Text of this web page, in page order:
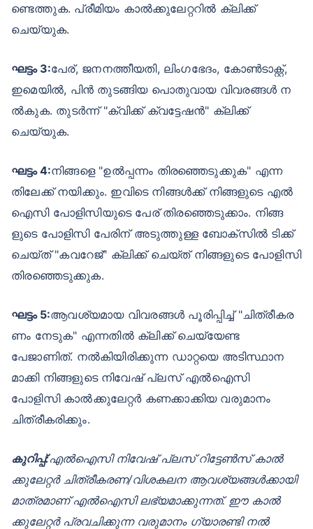
ണ്ടെത്തുക. പ്രീമിയം കാൽക്കുലേറ്ററിൽ ക്ലിക്ക്
ചെയ്യുക.
ഘട്ടം 3:പേര്, ജനനത്തീയതി, ലിംഗഭേദം, കോൺടാക്റ്റ്,
ഇമെയിൽ, പിൻ തുടങ്ങിയ പൊതുവായ വിവരങ്ങൾ ന
ൽകുക. തുടർന്ന് "ക്വിക്ക് ക്വട്ടേഷൻ" ക്ലിക്ക്
ചെയ്യുക.
ഘട്ടം 4:നിങ്ങളെ "ഉൽപ്പന്നം തിരഞ്ഞെടുക്കുക" എന്ന
തിലേക്ക് നയിക്കും. ഇവിടെ നിങ്ങൾക്ക് നിങ്ങളുടെ എൽ
ഐസി പോളിസിയുടെ പേര് തിരഞ്ഞെടുക്കാം. നിങ്ങ
ളുടെ പോളിസി പേരിന് അടുത്തുള്ള ബോക്സിൽ ടിക്ക്
ചെയ്ത് "കവറേജ്" ക്ലിക്ക് ചെയ്ത് നിങ്ങളുടെ പോളിസി
തിരഞ്ഞെടുക്കുക.
ഘട്ടം 5:ആവശ്യമായ വിവരങ്ങൾ പൂരിപ്പിച്ച് "ചിത്രീകര
ണം നേടുക" എന്നതിൽ ക്ലിക്ക് ചെയ്യേണ്ട
പേജാണിത്. നൽകിയിരിക്കുന്ന ഡാറ്റയെ അടിസ്ഥാന
മാക്കി നിങ്ങളുടെ നിവേഷ് പ്ലസ് എൽഐസി
പോളിസി കാൽക്കുലേറ്റർ കണക്കാക്കിയ വരുമാനം
ചിത്രീകരിക്കും.
കുറിപ്പ്:എൽഐസി നിവേഷ് പ്ലസ് റിട്ടേൺസ് കാൽ
ക്കുലേറ്റർ ചിത്രീകരണ/വിശകലന ആവശ്യങ്ങൾക്കായി
മാത്രമാണ് എൽഐസി ലഭ്യമാക്കുന്നത്. ഈ കാൽ
ക്കുലേറ്റർ പ്രവചിക്കുന്ന വരുമാനം ഗ്യാരണ്ടി നൽ